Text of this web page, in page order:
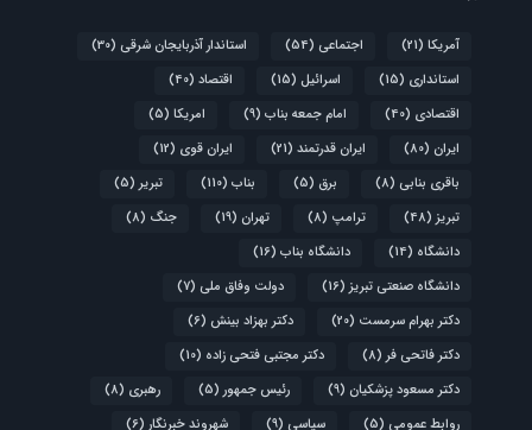
آمریکا (21) اجتماعی (54) استاندار آذربایجان شرقی (30)
استانداری (15) اسرائیل (15) اقتصاد (40)
اقتصادی (40) امام جمعه بناب (9) امریکا (5)
ایران (80) ایران قدرتمند (21) ایران قوی (12)
باقری بنابی (8) برق (5) بناب (110) تبریر(5)
تبریز(48) ترامپ (8) تهران (19) جنگ (8)
دانشگاه (14) دانشگاه بناب (16)
دانشگاه صنعتی تبریز(16) دولت وفاق ملی (7)
دکتر بهرام سرمست (20) دکتر بهزاد بینش (6)
دکتر فاتحی فر(8) دکتر مجتبی فتحی زاده (10)
دکتر مسعود پزشکیان (9) رئیس جمهور(5) رهبری (8)
روابط عمومی (5) سیاسی (9) شهروند خبرنگار (6)